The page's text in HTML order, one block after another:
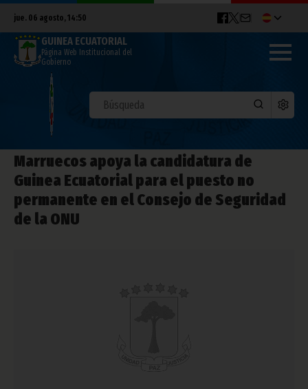
jue. 06 agosto, 14:50
GUINEA ECUATORIAL
Página Web Institucional del
Gobierno
Marruecos apoya la candidatura de
Guinea Ecuatorial para el puesto no
permanente en el Consejo de Seguridad
de la ONU